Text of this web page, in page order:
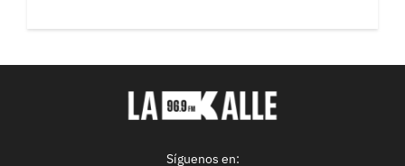
Síguenos en: